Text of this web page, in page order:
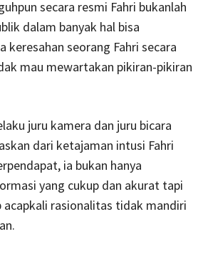
secara resmi Fahri bukanlah
dalam banyak hal bisa
keresahan seorang Fahri secara
mau mewartakan pikiran-pikiran
juru kamera dan juru bicara
dari ketajaman intusi Fahri
ia bukan hanya
yang cukup dan akurat tapi
acapkali rasionalitas tidak mandiri